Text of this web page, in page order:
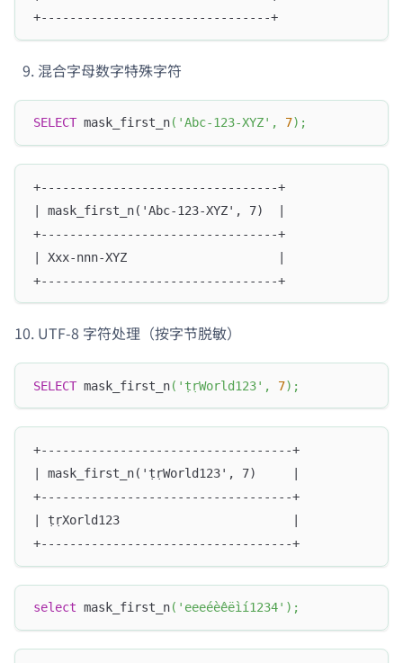
+--------------------------------+
混合字母数字特殊字符
SELECT mask_first_n( 'Abc-123-XYZ' , 7) ;
+---------------------------------+
| mask_first_n('Abc-123-XYZ', 7)  |
+---------------------------------+
| Xxx-nnn-XYZ                     |
+---------------------------------+
UTF-8 字符处理（按字节脱敏）
SELECT mask_first_n( 'ṭṛWorld123' , 7) ;
+-----------------------------------+
| mask_first_n('ṭṛWorld123', 7)     |
+-----------------------------------+
| ṭṛXorld123                        |
+-----------------------------------+
select mask_first_n( 'eeeéèêëìí1234' ) ;